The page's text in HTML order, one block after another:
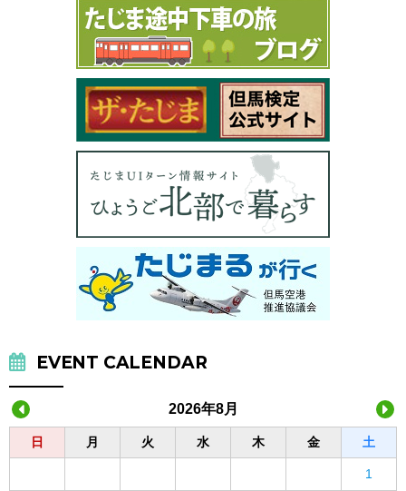
EVENT CALENDAR
2026年8月
日 月 火 水 木 金 土
1